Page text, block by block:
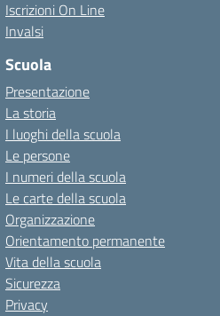
Iscrizioni On Line
Invalsi
Scuola
Presentazione
La storia
I luoghi della scuola
Le persone
I numeri della scuola
Le carte della scuola
Organizzazione
Orientamento permanente
Vita della scuola
Sicurezza
Privacy